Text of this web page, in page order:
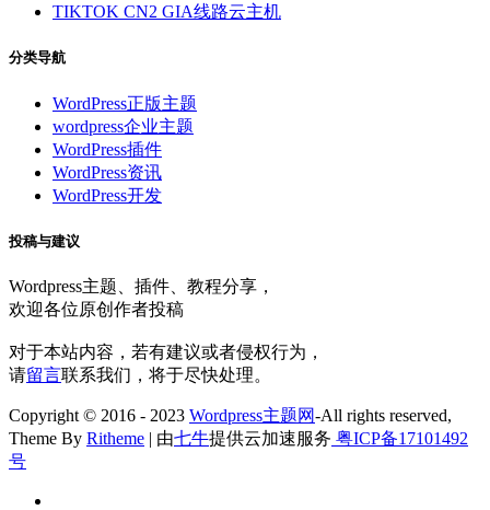
TIKTOK CN2 GIA线路云主机
分类导航
WordPress正版主题
wordpress企业主题
WordPress插件
WordPress资讯
WordPress开发
投稿与建议
Wordpress主题、插件、教程分享，
欢迎各位原创作者投稿
对于本站内容，若有建议或者侵权行为，
请留言联系我们，将于尽快处理。
Copyright © 2016 - 2023 Wordpress主题网-All rights reserved,
Theme By Ritheme | 由七牛提供云加速服务 粤ICP备17101492
号